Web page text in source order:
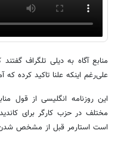
منابع آگاه به دیلی تلگراف
علی‌رغم اینکه علنا تاکید کرده
این روزنامه انگلیسی از قول
مختلف در حزب کارگر برای
است استارمر قبل از مشخص شدن